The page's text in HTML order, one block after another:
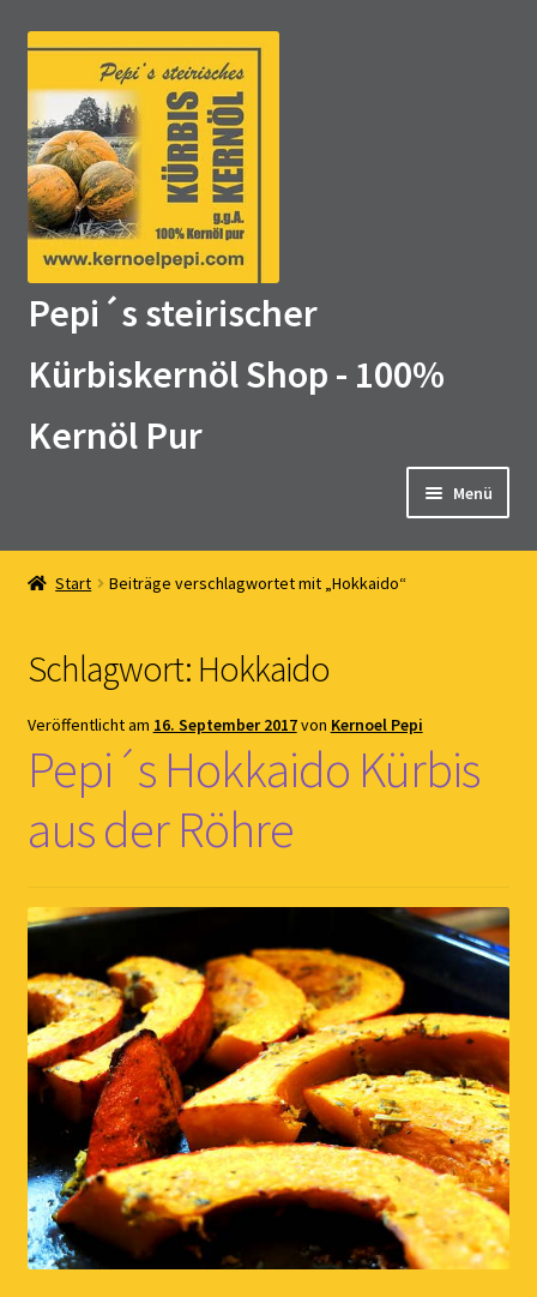
Zur
Navigation
springen
Zum
springen
Pepi´s steirischer
Kürbiskernöl Shop - 100%
Kernöl Pur
Menü
Home
Kernöl Pepi
Gästebuch
Start Beiträge verschlagwortet mit „Hokkaido“
Schlagwort: Hokkaido
Veröffentlicht am 16. September 2017von Kernoel Pepi
Pepi´s Hokkaido Kürbis
aus der Röhre